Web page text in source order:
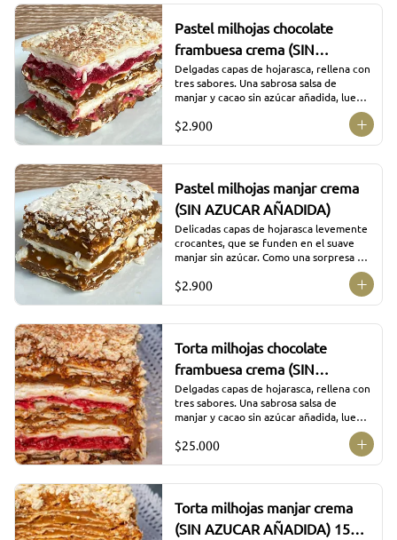
Pastel milhojas chocolate
frambuesa crema (SIN
AZUCAR AÑADIDA)
Delgadas capas de hojarasca, rellena con
tres sabores. Una sabrosa salsa de
manjar y cacao sin azúcar añadida, luego
para contrastar sabores la colorida salsa
de frambuesas con su acidez y dulzor.
Buscando el equilibrio agregamos suave
obteniendo un resultado sorprendente.
$2.900
Pastel milhojas manjar crema
(SIN AZUCAR AÑADIDA)
Delicadas capas de hojarasca levemente
crocantes, que se funden en el suave
manjar sin azúcar. Como una sorpresa en
la mitad de la preparación, aparece un
fresco relleno de crema chantilly,
proponiendo un contraste de sabores
$2.900
Torta milhojas chocolate
frambuesa crema (SIN
AZUCAR AÑADIDA) 15P
Aprox.
Delgadas capas de hojarasca, rellena con
tres sabores. Una sabrosa salsa de
manjar y cacao sin azúcar añadida, luego
para contrastar sabores la colorida salsa
de frambuesas con su acidez y dulzor.
Buscando el equilibrio agregamos suave
obteniendo un resultado sorprendente.
$25.000
Torta milhojas manjar crema
(SIN AZUCAR AÑADIDA) 15P